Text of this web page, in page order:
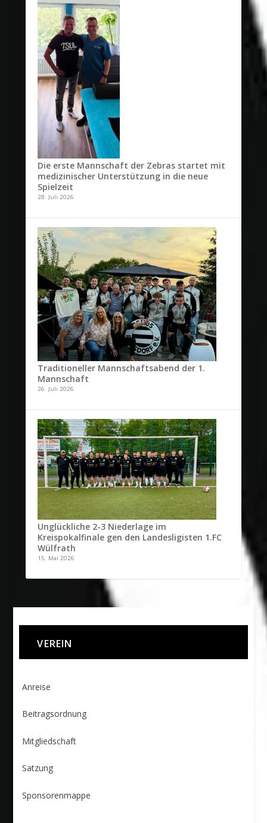
Die erste Mannschaft der Zebras startet mit
medizinischer Unterstützung in die neue
Spielzeit
28. Juli 2026
Traditioneller Mannschaftsabend der 1.
Mannschaft
26. Juli 2026
Unglückliche 2-3 Niederlage im
Kreispokalfinale gen den Landesligisten 1.FC
Wülfrath
15. Mai 2026
VEREIN
Anreise
Beitragsordnung
Mitgliedschaft
Satzung
Sponsorenmappe